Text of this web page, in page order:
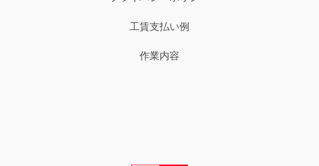
工賃支払い例
作業内容